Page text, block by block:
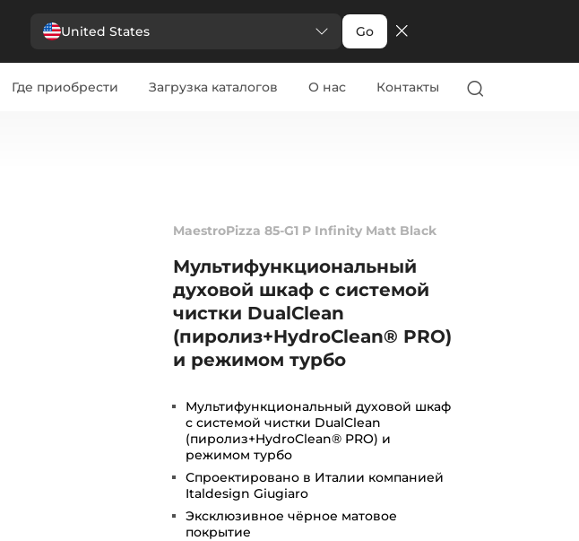
United States Go
Где приобрести Загрузка каталогов О нас Контакты
MaestroPizza 85-G1 P Infinity Matt Black
Мультифункциональный
духовой шкаф с системой
чистки DualClean
(пиролиз+HydroClean® PRO)
и режимом турбо
Мультифункциональный духовой шкаф
с системой чистки DualClean
(пиролиз+HydroClean® PRO) и
режимом турбо
Спроектировано в Италии компанией
Italdesign Giugiaro
Эксклюзивное чёрное матовое
покрытие